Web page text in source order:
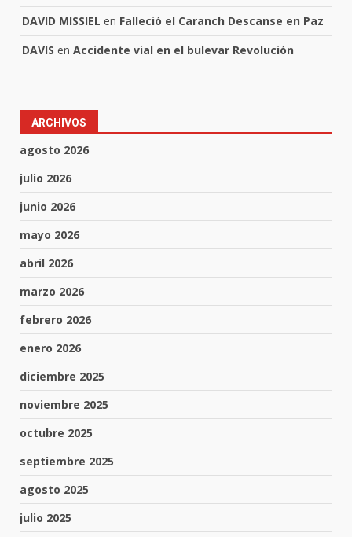
DAVID MISSIEL en Falleció el Caranch Descanse en Paz
DAVIS en Accidente vial en el bulevar Revolución
ARCHIVOS
agosto 2026
julio 2026
junio 2026
mayo 2026
abril 2026
marzo 2026
febrero 2026
enero 2026
diciembre 2025
noviembre 2025
octubre 2025
septiembre 2025
agosto 2025
julio 2025